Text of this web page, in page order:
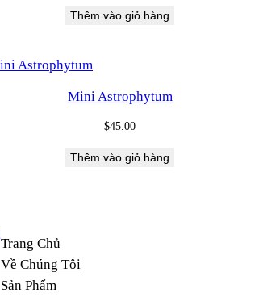
là:
tại
Thêm vào giỏ hàng
Mini Astrophytum
$45.00
Thêm vào giỏ hàng
Trang Chủ
Về Chúng Tôi
Sản Phẩm